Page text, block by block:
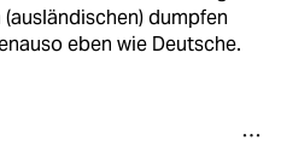
dumpfen
eben wie Deutsche.